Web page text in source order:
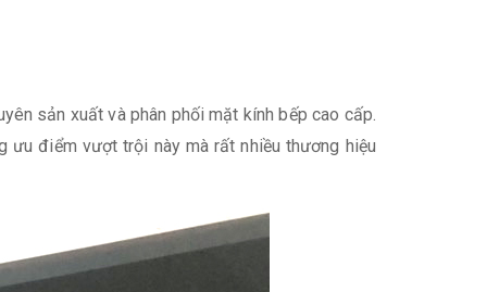
sản xuất và phân phối mặt kính bếp cao cấp.
ưu điểm vượt trội này mà rất nhiều thương hiệu